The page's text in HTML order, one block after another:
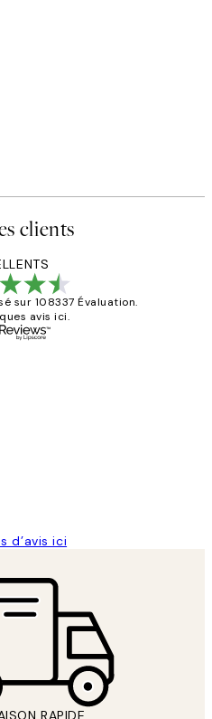
clients
sur 108337 Évaluation.
avis ici.
d’avis ici
RAPIDE